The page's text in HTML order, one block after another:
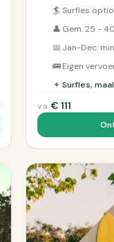
🏄Surfles
👤 Gem. 25 -
📅 Jan-Dec:
🚌 Eigen
✦ Surfles,
v.a. € 111